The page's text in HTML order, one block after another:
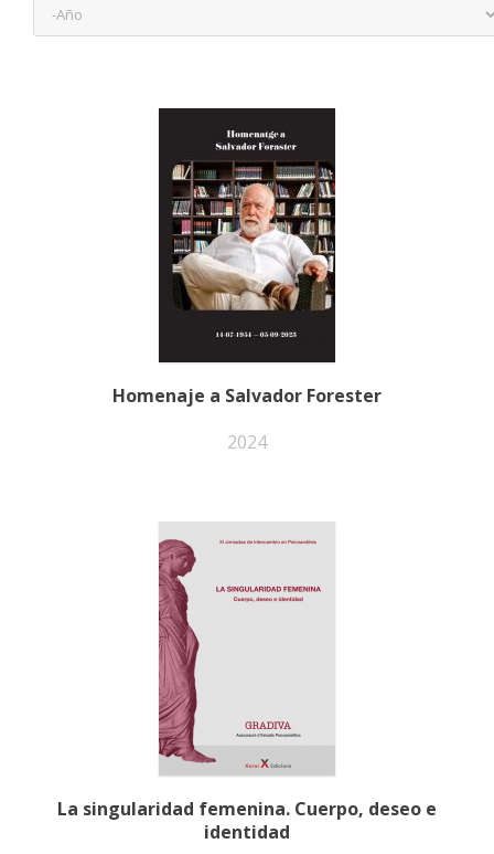
Homenaje a Salvador Forester
2024
La singularidad femenina. Cuerpo, deseo e
identidad